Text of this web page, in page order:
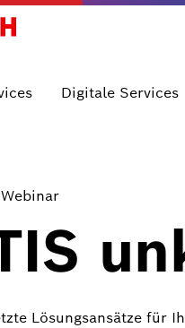
Digitale Services
Lösungsansätze für